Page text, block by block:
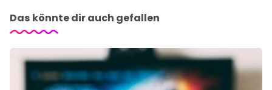
Das könnte dir auch gefallen